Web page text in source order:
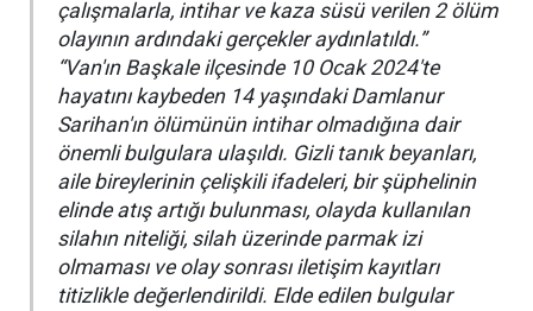
çalışmalarla, intihar ve kaza süsü verilen 2 ölüm
olayının ardındaki gerçekler aydınlatıldı.”
“Van'ın Başkale ilçesinde 10 Ocak 2024'te
hayatını kaybeden 14 yaşındaki Damlanur
Sarihan'ın ölümünün intihar olmadığına dair
önemli bulgulara ulaşıldı. Gizli tanık beyanları,
aile bireylerinin çelişkili ifadeleri, bir şüphelinin
elinde atış artığı bulunması, olayda kullanılan
silahın niteliği, silah üzerinde parmak izi
olmaması ve olay sonrası iletişim kayıtları
titizlikle değerlendirildi. Elde edilen bulgular